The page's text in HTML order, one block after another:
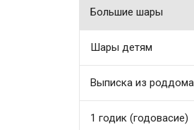
Большие шары
Шары детям
Выписка из роддома
1 годик (годовасие)